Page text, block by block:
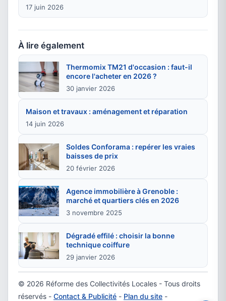
17 juin 2026
À lire également
Thermomix TM21 d'occasion : faut-il
encore l'acheter en 2026 ?
30 janvier 2026
Maison et travaux : aménagement et réparation
14 juin 2026
Soldes Conforama : repérer les vraies
baisses de prix
20 février 2026
Agence immobilière à Grenoble :
marché et quartiers clés en 2026
3 novembre 2025
Dégradé effilé : choisir la bonne
technique coiffure
29 janvier 2026
© 2026 Réforme des Collectivités Locales - Tous droits
réservés - Contact & Publicité - Plan du site -